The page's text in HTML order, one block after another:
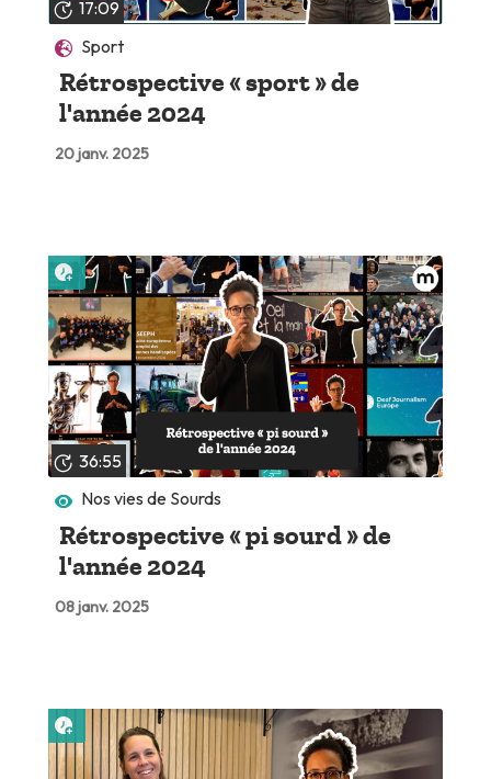
17:09
Sport
Rétrospective « sport » de
l'année 2024
20 janv. 2025
36:55
Nos vies de Sourds
Rétrospective « pi sourd » de
l'année 2024
08 janv. 2025
Lire plus tard
Lire plus tard